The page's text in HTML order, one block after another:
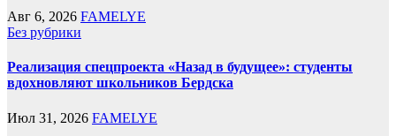
Авг 6, 2026 FAMELYE
Без рубрики
Реализация спецпроекта «Назад в будущее»: студенты
вдохновляют школьников Бердска
Июл 31, 2026 FAMELYE